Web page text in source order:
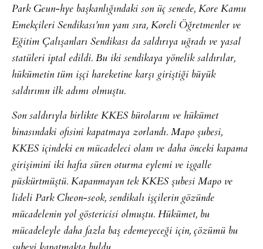
Park Geun-hye başkanlığındaki son üç senede, Kore Kamu
Emekçileri Sendikası’nın yanı sıra, Koreli Öğretmenler ve
Eğitim Çalışanları Sendikası da saldırıya uğradı ve yasal
statüleri iptal edildi. Bu iki sendikaya yönelik saldırılar,
hükümetin tüm işçi hareketine karşı giriştiği büyük
saldırının ilk adımı olmuştu.
Son saldırıyla birlikte KKES bürolarını ve hükümet
binasındaki ofisini kapatmaya zorlandı. Mapo şubesi,
KKES içindeki en mücadeleci olanı ve daha önceki kapama
girişimini iki hafta süren oturma eylemi ve işgalle
püskürtmüştü. Kapanmayan tek KKES şubesi Mapo ve
lideli Park Cheon-seok, sendikalı işçilerin gözünde
mücadelenin yol göstericisi olmuştu. Hükümet, bu
mücadeleyle daha fazla baş edemeyeceği için, çözümü bu